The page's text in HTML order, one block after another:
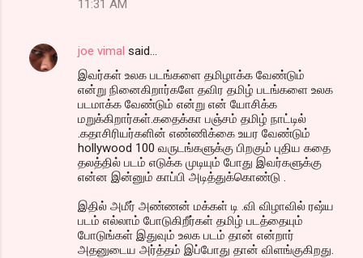
11:31 AM
joe vimal said…
இவர்கள் உலக படங்களை தமிழாக்க வேண்டும்
என்று நினைகிறார்களே தவிர தமிழ் படங்களை உலக
படமாக்க வேண்டும் என்று என் யோசிக்க
மறுக்கிறார்கள்.கதைக்கா பஞ்சம் தமிழ் நாட்டில்
.கதாசிரியர்களின் எண்ணிக்கை உயர வேண்டும்
hollywood 100 வருடங்களுக்கு பிறகும் புதிய கதை
தலத்தில் படம் எடுக்க முடியும் போது இவர்களுக்கு
என்ன இன்னும் காப்பி அடித்துக்கொண்டு .
இதில் அமீர் அண்ணன் மக்கள் டி .வி விழாவில் ரஷ்ய
படம் எல்லாம் போடுகிறீர்கள் தமிழ் படத்தையும்
போடுங்கள் இதுவும் உலக படம் தான் என்றார்
அதனுடைய அர்த்தம் இப்போது தான் விளங்குகிறது.